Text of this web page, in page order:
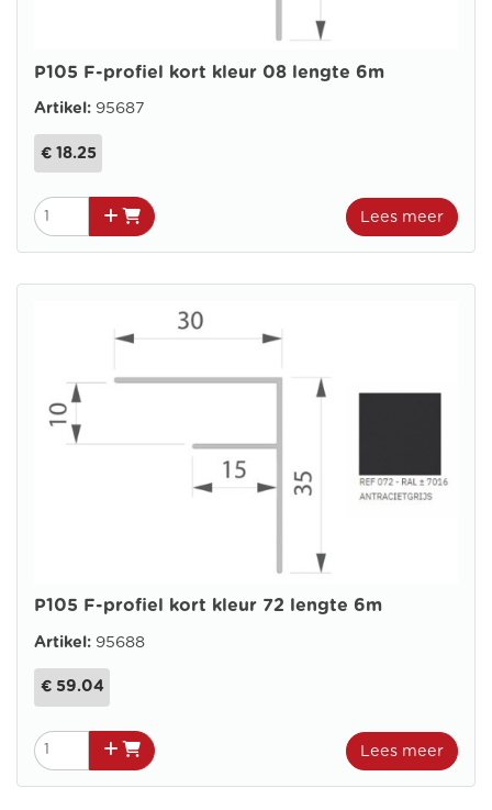
P105 F-profiel kort kleur 08 lengte 6m
Artikel: 95687
€ 18.25
Lees meer
P105 F-profiel kort kleur 72 lengte 6m
Artikel: 95688
€ 59.04
Lees meer